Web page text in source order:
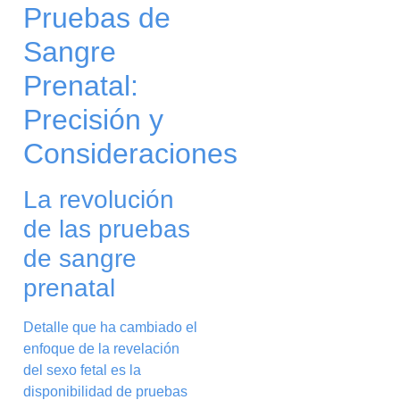
Pruebas de
Sangre
Prenatal:
Precisión y
Consideraciones
La revolución
de las pruebas
de sangre
prenatal
Detalle que ha cambiado el
enfoque de la revelación
del sexo fetal es la
disponibilidad de pruebas